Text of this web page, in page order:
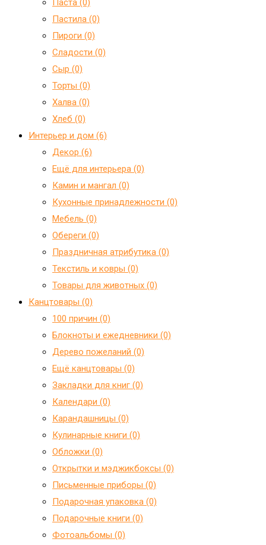
Паста (0)
Пастила (0)
Пироги (0)
Сладости (0)
Сыр (0)
Торты (0)
Халва (0)
Хлеб (0)
Интерьер и дом (6)
Декор (6)
Ещё для интерьера (0)
Камин и мангал (0)
Кухонные принадлежности (0)
Мебель (0)
Обереги (0)
Праздничная атрибутика (0)
Текстиль и ковры (0)
Товары для животных (0)
Канцтовары (0)
100 причин (0)
Блокноты и ежедневники (0)
Дерево пожеланий (0)
Ещё канцтовары (0)
Закладки для книг (0)
Календари (0)
Карандашницы (0)
Кулинарные книги (0)
Обложки (0)
Открытки и мэджикбоксы (0)
Письменные приборы (0)
Подарочная упаковка (0)
Подарочные книги (0)
Фотоальбомы (0)